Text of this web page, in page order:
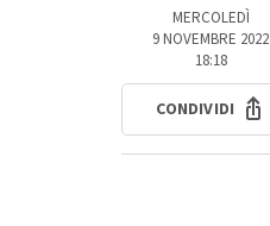
MERCOLEDÌ
9 NOVEMBRE 2022
18:18
CONDIVIDI